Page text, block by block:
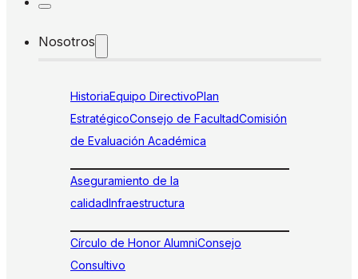
Nosotros
HistoriaEquipo DirectivoPlan
EstratégicoConsejo de FacultadComisión
de Evaluación Académica
Aseguramiento de la
calidadInfraestructura
Círculo de Honor AlumniConsejo
Consultivo